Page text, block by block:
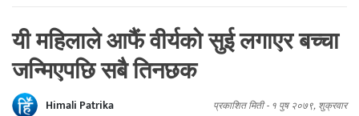
यी महिलाले आफैं वीर्यको सुई लगाएर बच्चा
जन्मिएपछि सबै तिनछक
Himali Patrika प्रकाशित मिती - १ पुष २०७९, शुक्रवार